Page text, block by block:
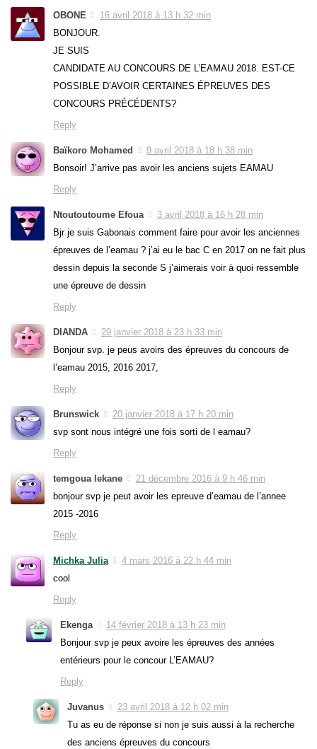
OBONE
16 avril 2018 à 13 h 32 min
BONJOUR.
JE SUIS
CANDIDATE AU CONCOURS DE L’EAMAU 2018. EST-CE
POSSIBLE D’AVOIR CERTAINES ÉPREUVES DES
CONCOURS PRÉCÉDENTS?
Reply
Baïkoro Mohamed
9 avril 2018 à 18 h 38 min
Bonsoir! J’arrive pas avoir les anciens sujets EAMAU
Reply
Ntoutoutoume Efoua
3 avril 2018 à 16 h 28 min
Bjr je suis Gabonais comment faire pour avoir les anciennes
épreuves de l’eamau ? j’ai eu le bac C en 2017 on ne fait plus
dessin depuis la seconde S j’aimerais voir à quoi ressemble
une épreuve de dessin
Reply
DIANDA
29 janvier 2018 à 23 h 33 min
Bonjour svp. je peus avoirs des épreuves du concours de
l’eamau 2015, 2016 2017,
Reply
Brunswick
20 janvier 2018 à 17 h 20 min
svp sont nous intégré une fois sorti de l eamau?
Reply
temgoua lekane
21 décembre 2016 à 9 h 46 min
bonjour svp je peut avoir les epreuve d’eamau de l’annee
2015 -2016
Reply
Michka Julia
4 mars 2016 à 22 h 44 min
cool
Reply
Ekenga
14 février 2018 à 13 h 23 min
Bonjour svp je peux avoire les épreuves des années
entérieurs pour le concour L’EAMAU?
Reply
Juvanus
23 avril 2018 à 12 h 02 min
Tu as eu de réponse si non je suis aussi à la recherche
des anciens épreuves du concours